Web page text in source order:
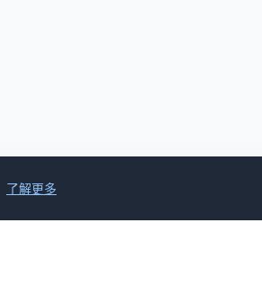
了解更多